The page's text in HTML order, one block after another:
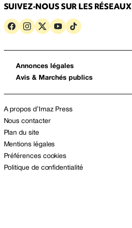
SUIVEZ-NOUS SUR LES RÉSEAUX
Annonces légales
Avis & Marchés publics
A propos d’Imaz Press
Nous contacter
Plan du site
Mentions légales
Préférences cookies
Politique de confidentialité